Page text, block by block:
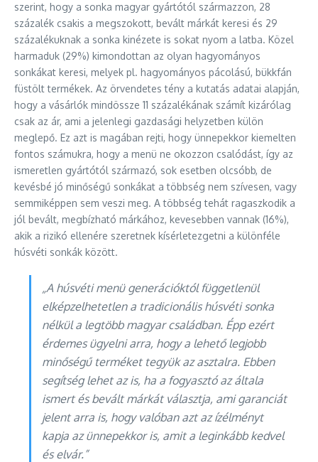
szerint, hogy a sonka magyar gyártótól származzon, 28
százalék csakis a megszokott, bevált márkát keresi és 29
százalékuknak a sonka kinézete is sokat nyom a latba. Közel
harmaduk (29%) kimondottan az olyan hagyományos
sonkákat keresi, melyek pl. hagyományos pácolású, bükkfán
füstölt termékek. Az örvendetes tény a kutatás adatai alapján,
hogy a vásárlók mindössze 11 százalékának számít kizárólag
csak az ár, ami a jelenlegi gazdasági helyzetben külön
meglepő. Ez azt is magában rejti, hogy ünnepekkor kiemelten
fontos számukra, hogy a menü ne okozzon csalódást, így az
ismeretlen gyártótól származó, sok esetben olcsóbb, de
kevésbé jó minőségű sonkákat a többség nem szívesen, vagy
semmiképpen sem veszi meg. A többség tehát ragaszkodik a
jól bevált, megbízható márkához, kevesebben vannak (16%),
akik a rizikó ellenére szeretnek kísérletezgetni a különféle
húsvéti sonkák között.
„A húsvéti menü generációktól függetlenül
elképzelhetetlen a tradicionális húsvéti sonka
nélkül a legtöbb magyar családban. Épp ezért
érdemes ügyelni arra, hogy a lehető legjobb
minőségű terméket tegyük az asztalra. Ebben
segítség lehet az is, ha a fogyasztó az általa
ismert és bevált márkát választja, ami garanciát
jelent arra is, hogy valóban azt az ízélményt
kapja az ünnepekkor is, amit a leginkább kedvel
és elvár.”